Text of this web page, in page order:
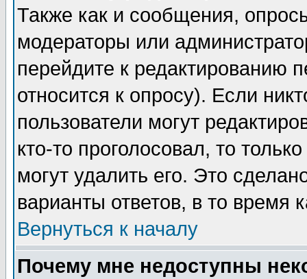
Также как и сообщения,
модераторы или
перейдите к редактированию
относится к опросу). Если
пользователи могут
кто-то проголосовал, то
могут удалить его. Это
варианты ответов, в то время
Вернуться к началу
Почему мне недоступны